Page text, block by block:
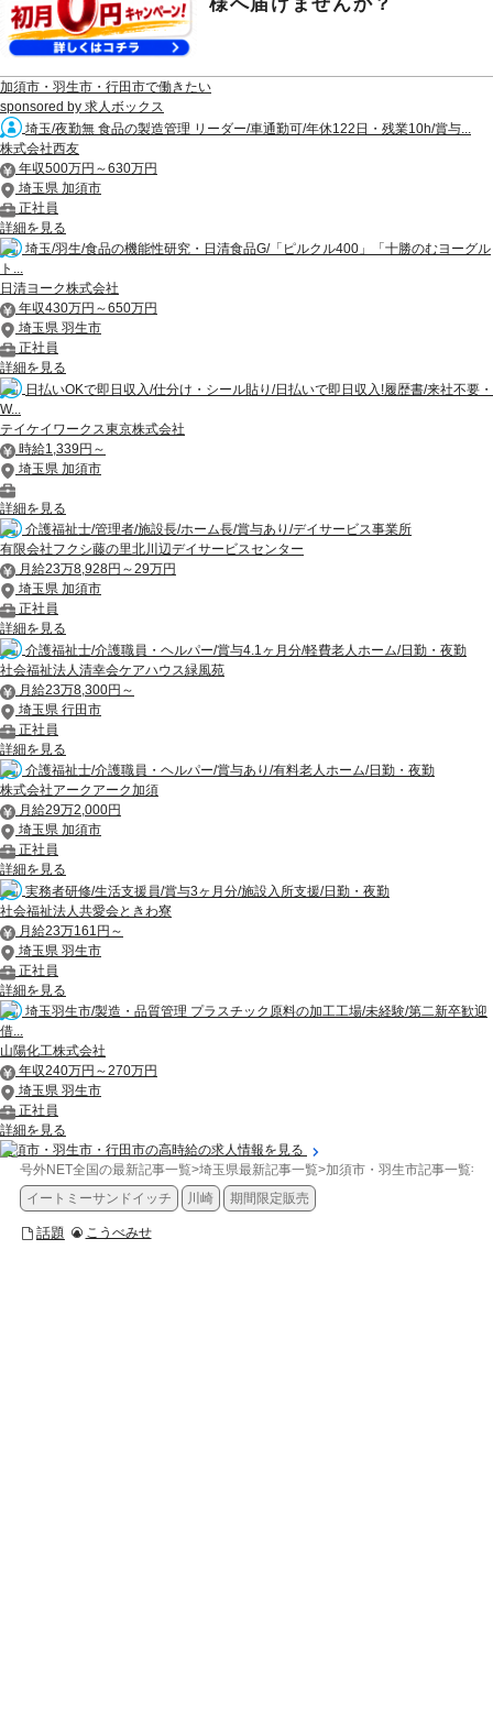
加須市・羽生市・行田市で働きたい
sponsored by 求人ボックス
埼玉/夜勤無 食品の製造管理 リーダー/車通勤可/年休122日・残業10h/賞与...
株式会社西友
年収500万円～630万円
埼玉県 加須市
正社員
詳細を見る
埼玉/羽生/食品の機能性研究・日清食品G/「ピルクル400」「十勝のむヨーグル
ト...
日清ヨーク株式会社
年収430万円～650万円
埼玉県 羽生市
正社員
詳細を見る
日払いOKで即日収入/仕分け・シール貼り/日払いで即日収入!履歴書/来社不要・
W...
テイケイワークス東京株式会社
時給1,339円～
埼玉県 加須市
詳細を見る
介護福祉士/管理者/施設長/ホーム長/賞与あり/デイサービス事業所
有限会社フクシ藤の里北川辺デイサービスセンター
月給23万8,928円～29万円
埼玉県 加須市
正社員
詳細を見る
介護福祉士/介護職員・ヘルパー/賞与4.1ヶ月分/軽費老人ホーム/日勤・夜勤
社会福祉法人清幸会ケアハウス緑風苑
月給23万8,300円～
埼玉県 行田市
正社員
詳細を見る
介護福祉士/介護職員・ヘルパー/賞与あり/有料老人ホーム/日勤・夜勤
株式会社アークアーク加須
月給29万2,000円
埼玉県 加須市
正社員
詳細を見る
実務者研修/生活支援員/賞与3ヶ月分/施設入所支援/日勤・夜勤
社会福祉法人共愛会ときわ寮
月給23万161円～
埼玉県 羽生市
正社員
詳細を見る
埼玉羽生市/製造・品質管理 プラスチック原料の加工工場/未経験/第二新卒歓迎
借...
山陽化工株式会社
年収240万円～270万円
埼玉県 羽生市
正社員
詳細を見る
加須市・羽生市・行田市の高時給の求人情報を見る
号外NET全国の最新記事一覧>埼玉県最新記事一覧>加須市・羽生市記事一覧>
イートミーサンドイッチ
川崎 期間限定販売
話題 こうべみせ